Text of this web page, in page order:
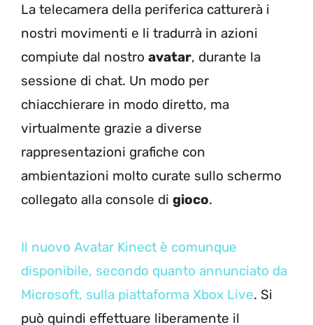
La telecamera della periferica catturerà i
nostri movimenti e li tradurrà in azioni
compiute dal nostro avatar, durante la
sessione di chat. Un modo per
chiacchierare in modo diretto, ma
virtualmente grazie a diverse
rappresentazioni grafiche con
ambientazioni molto curate sullo schermo
collegato alla console di gioco.
Il nuovo Avatar Kinect è comunque
disponibile, secondo quanto annunciato da
Microsoft, sulla piattaforma Xbox Live. Si
può quindi effettuare liberamente il